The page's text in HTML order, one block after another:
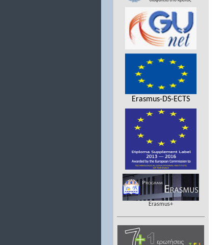
Erasmus-DS-ECTS
Erasmus+